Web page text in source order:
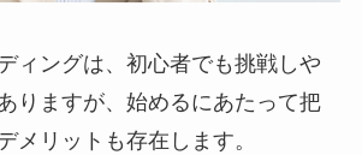
ィングは、初心者でも挑戦しや
りますが、始めるにあたって把
メリットも存在します。